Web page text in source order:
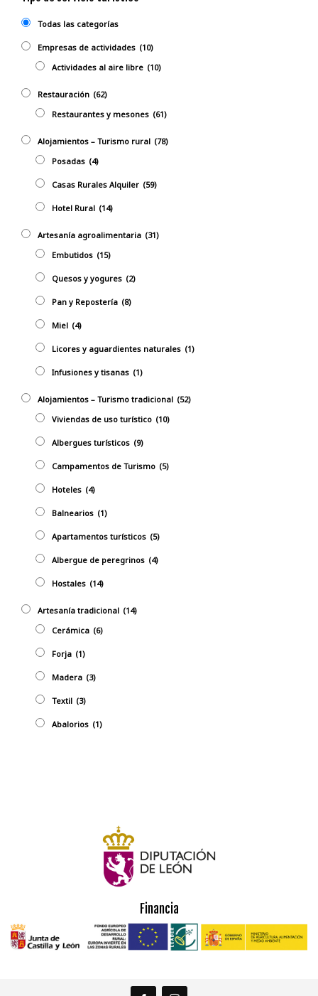
Todas las categorías
Empresas de actividades (10)
Actividades al aire libre (10)
Restauración (62)
Restaurantes y mesones (61)
Alojamientos – Turismo rural (78)
Posadas (4)
Casas Rurales Alquiler (59)
Hotel Rural (14)
Artesanía agroalimentaria (31)
Embutidos (15)
Quesos y yogures (2)
Pan y Repostería (8)
Miel (4)
Licores y aguardientes naturales (1)
Infusiones y tisanas (1)
Alojamientos – Turismo tradicional (52)
Viviendas de uso turístico (10)
Albergues turísticos (9)
Campamentos de Turismo (5)
Hoteles (4)
Balnearios (1)
Apartamentos turísticos (5)
Albergue de peregrinos (4)
Hostales (14)
Artesaní­a tradicional (14)
Cerámica (6)
Forja (1)
Madera (3)
Textil (3)
Abalorios (1)
Financia